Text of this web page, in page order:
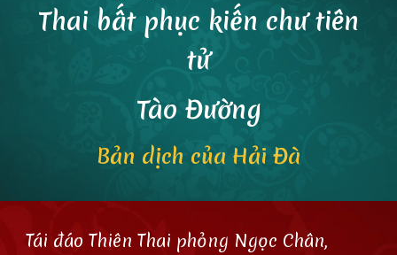
Thai bất phục kiến chư tiên
tử
Tào Đường
Bản dịch của Hải Đà
Tái đáo Thiên Thai phỏng Ngọc Chân,